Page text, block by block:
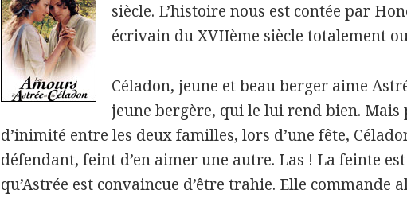
siècle. L’histoire nous est contée par
écrivain du XVIIème siècle totalement
Céladon, jeune et beau berger aime
jeune bergère, qui le lui rend bien. Mais
d’inimité entre les deux familles, lors d’une fête,
défendant, feint d’en aimer une autre. Las ! La feinte
qu’Astrée est convaincue d’être trahie. Elle commande